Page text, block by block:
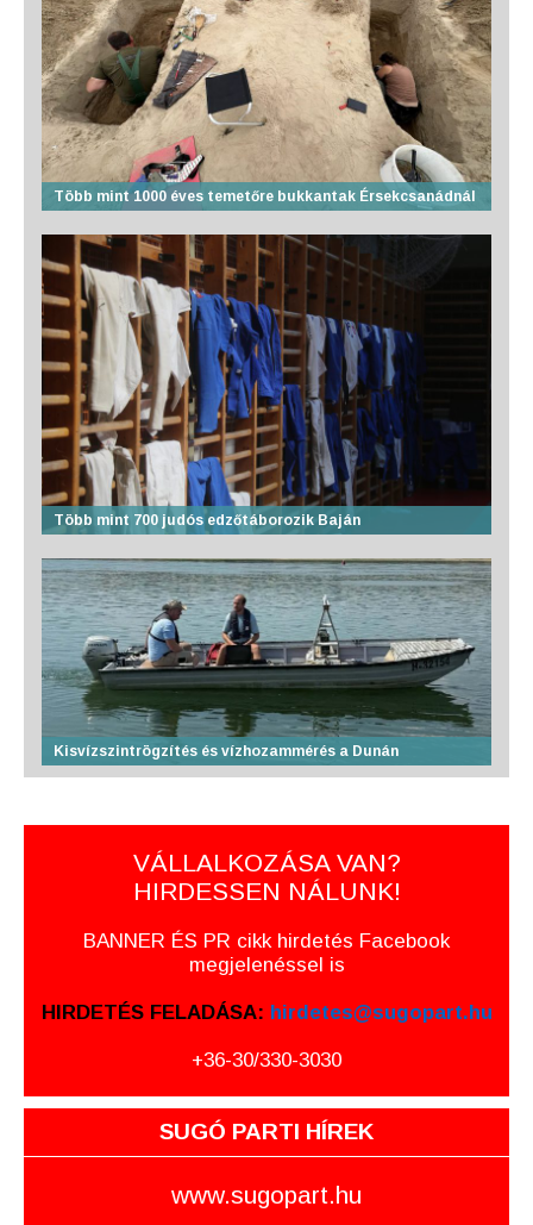
Több mint 1000 éves temetőre bukkantak Érsekcsanádnál
Több mint 700 judós edzőtáborozik Baján
Kisvízszintrögzítés és vízhozammérés a Dunán
VÁLLALKOZÁSA VAN?
HIRDESSEN NÁLUNK!
BANNER ÉS PR cikk hirdetés Facebook
megjelenéssel is
HIRDETÉS FELADÁSA: hirdetes@sugopart.hu
+36-30/330-3030
SUGÓ PARTI HÍREK
www.sugopart.hu